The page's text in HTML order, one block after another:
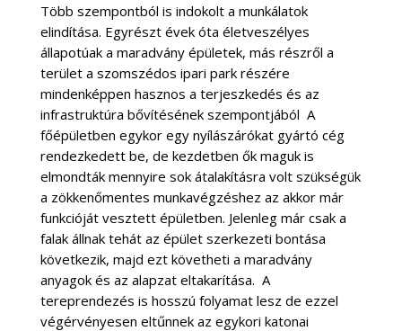
Több szempontból is indokolt a munkálatok
elindítása. Egyrészt évek óta életveszélyes
állapotúak a maradvány épületek, más részről a
terület a szomszédos ipari park részére
mindenképpen hasznos a terjeszkedés és az
infrastruktúra bővítésének szempontjából A
főépületben egykor egy nyílászárókat gyártó cég
rendezkedett be, de kezdetben ők maguk is
elmondták mennyire sok átalakításra volt szükségük
a zökkenőmentes munkavégzéshez az akkor már
funkcióját vesztett épületben. Jelenleg már csak a
falak állnak tehát az épület szerkezeti bontása
következik, majd ezt követheti a maradvány
anyagok és az alapzat eltakarítása. A
tereprendezés is hosszú folyamat lesz de ezzel
végérvényesen eltűnnek az egykori katonai